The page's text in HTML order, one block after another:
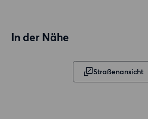
In der Nähe
Straßenansicht